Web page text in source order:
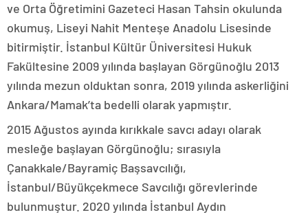
ve Orta Öğretimini Gazeteci Hasan Tahsin okulunda
okumuş, Liseyi Nahit Menteşe Anadolu Lisesinde
bitirmiştir. İstanbul Kültür Üniversitesi Hukuk
Fakültesine 2009 yılında başlayan Görgünoğlu 2013
yılında mezun olduktan sonra, 2019 yılında askerliğini
Ankara/Mamak’ta bedelli olarak yapmıştır.
2015 Ağustos ayında kırıkkale savcı adayı olarak
mesleğe başlayan Görgünoğlu; sırasıyla
Çanakkale/Bayramiç Başsavcılığı,
İstanbul/Büyükçekmece Savcılığı görevlerinde
bulunmuştur. 2020 yılında İstanbul Aydın